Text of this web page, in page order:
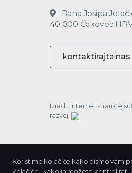
Bana Josipa
40 000 Čakovec
kontaktirajte nas
Izradu Internet stranice
razvoj.
Koristimo kolačiće kako bismo vam
kolačiće i kako ih možete kontrolirati